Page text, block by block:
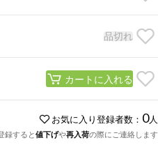
品切れ
カートに入れる
お気に入り登録者数： 0人
録すると値下げや再入荷の際にご連絡します